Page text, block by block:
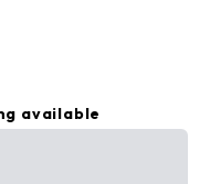
available